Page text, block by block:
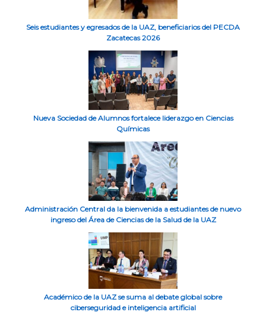
Seis estudiantes y egresados de la UAZ, beneficiarios del PECDA
Zacatecas 2026
Nueva Sociedad de Alumnos fortalece liderazgo en Ciencias
Químicas
Administración Central da la bienvenida a estudiantes de nuevo
ingreso del Área de Ciencias de la Salud de la UAZ
Académico de la UAZ se suma al debate global sobre
ciberseguridad e inteligencia artificial